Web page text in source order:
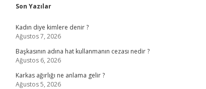
Sidebar
Son Yazılar
Kadın diye kimlere denir ?
Ağustos 7, 2026
Başkasının adına hat kullanmanın cezası nedir ?
Ağustos 6, 2026
Karkas ağırlığı ne anlama gelir ?
Ağustos 5, 2026